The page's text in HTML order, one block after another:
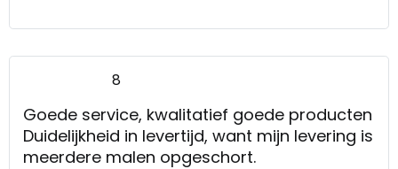
8
Goede service, kwalitatief goede producten
Duidelijkheid in levertijd, want mijn levering is
meerdere malen opgeschort.